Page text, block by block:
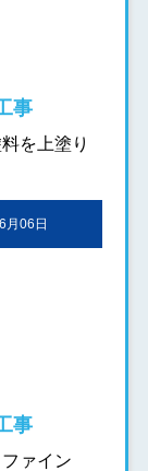
事
を上塗り
月06日
事
ァイン